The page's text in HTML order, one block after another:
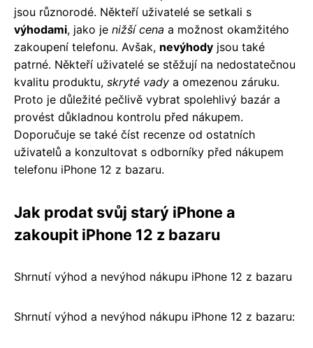
jsou různorodé. Někteří uživatelé se setkali s
výhodami, jako je nižší cena a možnost okamžitého
zakoupení telefonu. Avšak, nevýhody jsou také
patrné. Někteří uživatelé se stěžují na nedostatečnou
kvalitu produktu, skryté vady a omezenou záruku.
Proto je důležité pečlivě vybrat spolehlivý bazár a
provést důkladnou kontrolu před nákupem.
Doporučuje se také číst recenze od ostatních
uživatelů a konzultovat s odborníky před nákupem
telefonu iPhone 12 z bazaru.
Jak prodat svůj starý iPhone a
zakoupit iPhone 12 z bazaru
Shrnutí výhod a nevýhod nákupu iPhone 12 z bazaru
Shrnutí výhod a nevýhod nákupu iPhone 12 z bazaru: